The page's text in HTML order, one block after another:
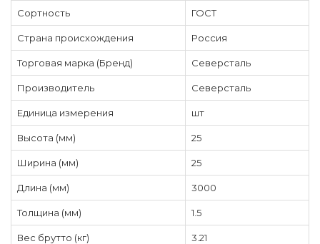
Сортность ГОСТ
Страна происхождения Россия
Торговая марка (Бренд) Северсталь
Производитель Северсталь
Единица измерения шт
Высота (мм) 25
Ширина (мм) 25
Длина (мм) 3000
Толщина (мм) 1.5
Вес брутто (кг) 3.21